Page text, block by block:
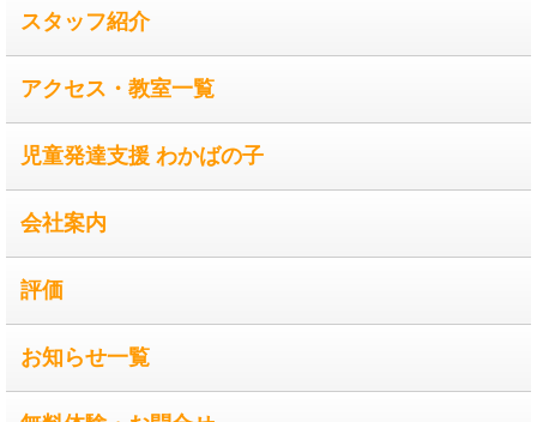
スタッフ紹介
アクセス・教室一覧
児童発達支援 わかばの子
会社案内
評価
お知らせ一覧